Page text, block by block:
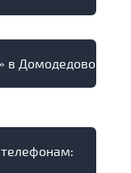
в Домодедово